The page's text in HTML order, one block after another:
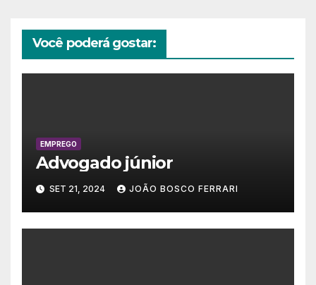
Você poderá gostar:
EMPREGO
Advogado júnior
SET 21, 2024 JOÃO BOSCO FERRARI